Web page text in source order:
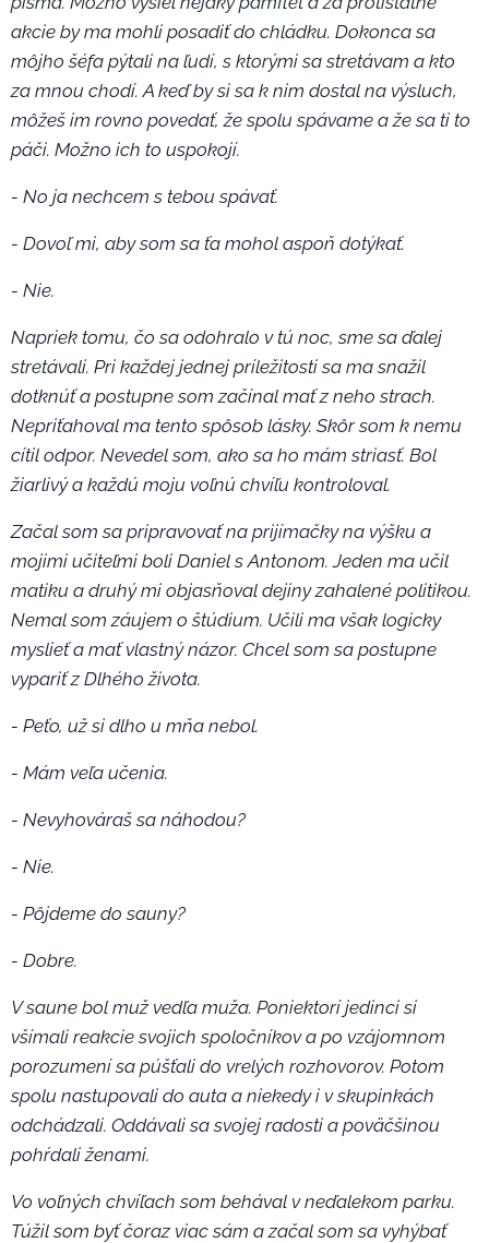
akcie by ma mohli posadiť do chládku. Dokonca sa
môjho šéfa pýtali na ľudí, s ktorými sa stretávam a kto
za mnou chodí. A keď by si sa k nim dostal na výsluch,
môžeš im rovno povedať, že spolu spávame a že sa ti to
páči. Možno ich to uspokojí.
- No ja nechcem s tebou spávať.
- Dovoľ mi, aby som sa ťa mohol aspoň dotýkať.
- Nie.
Napriek tomu, čo sa odohralo v tú noc, sme sa ďalej
stretávali. Pri každej jednej príležitosti sa ma snažil
dotknúť a postupne som začínal mať z neho strach.
Nepriťahoval ma tento spôsob lásky. Skôr som k nemu
cítil odpor. Nevedel som, ako sa ho mám striasť. Bol
žiarlivý a každú moju voľnú chvíľu kontroloval.
Začal som sa pripravovať na prijímačky na výšku a
mojimi učiteľmi boli Daniel s Antonom. Jeden ma učil
matiku a druhý mi objasňoval dejiny zahalené politikou.
Nemal som záujem o štúdium. Učili ma však logicky
myslieť a mať vlastný názor. Chcel som sa postupne
vypariť z Dlhého života.
- Peťo, už si dlho u mňa nebol.
- Mám veľa učenia.
- Nevyhováraš sa náhodou?
- Nie.
- Pôjdeme do sauny?
- Dobre.
V saune bol muž vedľa muža. Poniektorí jedinci si
všímali reakcie svojich spoločníkov a po vzájomnom
porozumení sa púšťali do vrelých rozhovorov. Potom
spolu nastupovali do auta a niekedy i v skupinkách
odchádzali. Oddávali sa svojej radosti a poväčšinou
pohŕdali ženami.
Vo voľných chvíľach som behával v neďalekom parku.
Túžil som byť čoraz viac sám a začal som sa vyhýbať